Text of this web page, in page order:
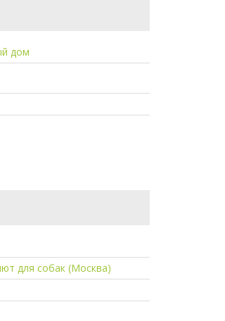
дом
для собак (Москва)